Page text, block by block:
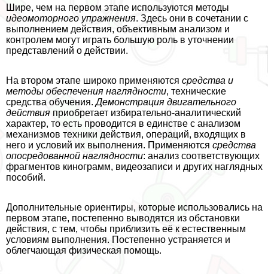
Шире, чем на первом этапе используются методы
идеомоторного упражнения. Здесь они в сочетании с
выполнением действия, объективным анализом и
контролем могут играть большую роль в уточнении
представлений о действии.
На втором этапе широко применяются средства и
методы обеспечения наглядности, технические
средства обучения.Демонстрация двигательного
действия приобретает избирательно-аналитический
хаpaктер, то есть проводится в единстве с анализом
механизмов техники действия, операций, входящих в
него и условий их выполнения. Применяются средства
опосредованной наглядности: анализ соответствующих
фрагментов кинограмм, видеозаписи и других наглядных
пособий.
Дополнительные ориентиры, которые использовались на
первом этапе, постепенно выводятся из обстановки
действия, с тем, чтобы приблизить её к естественным
условиям выполнения. Постепенно устраняется и
облегчающая физическая помощь.